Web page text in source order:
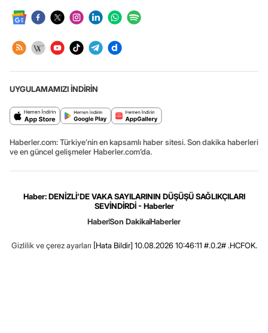
UYGULAMAMIZI İNDİRİN
Haberler.com: Türkiye’nin en kapsamlı haber sitesi. Son dakika haberleri
ve en güncel gelişmeler Haberler.com’da.
Haber: DENİZLİ'DE VAKA SAYILARININ DÜŞÜŞÜ SAĞLIKÇILARI
SEVİNDİRDİ - Haberler
HaberSon DakikaHaberler
Gizlilik ve çerez ayarları [Hata Bildir] 10.08.2026 10:46:11 #.0.2# .HCFOK.